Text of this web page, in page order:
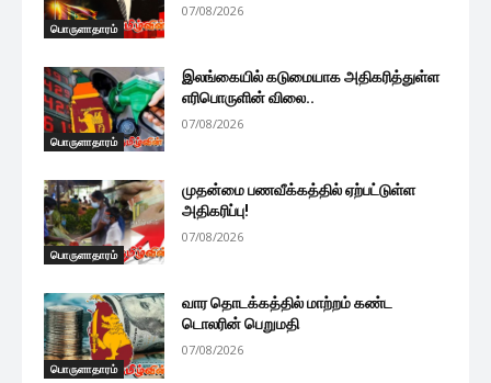
பொருளாதாரம்
07/08/2026
பொருளாதாரம்
இலங்கையில் கடுமையாக அதிகரித்துள்ள
எரிபொருளின் விலை..
07/08/2026
பொருளாதாரம்
முதன்மை பணவீக்கத்தில் ஏற்பட்டுள்ள
அதிகரிப்பு!
07/08/2026
பொருளாதாரம்
வார தொடக்கத்தில் மாற்றம் கண்ட
டொலரின் பெறுமதி
07/08/2026